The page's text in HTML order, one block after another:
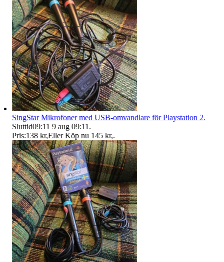
SingStar Mikrofoner med USB-omvandlare för Playstation 2.
Sluttid09:11 9 aug 09:11 .
Pris:138 kr,Eller Köp nu 145 kr,.